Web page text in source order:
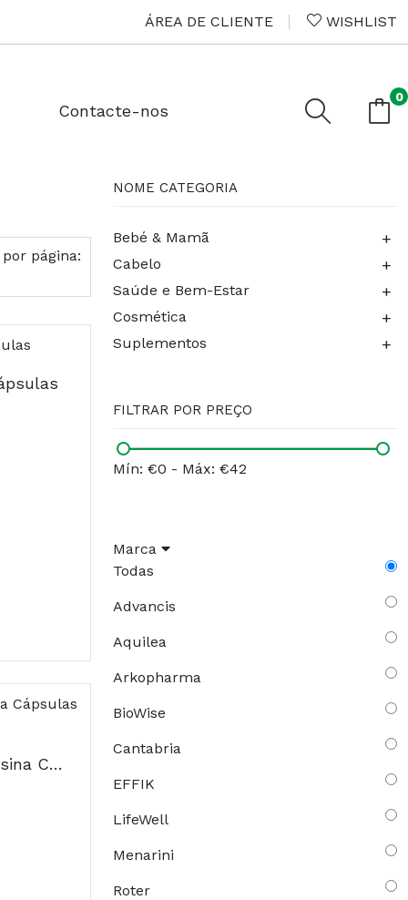
ÁREA DE CLIENTE WISHLIST
Contacte-nos
0
página:
Arkocápsulas Uva Ursina Cápsulas x48
NOME CATEGORIA
Bebé & Mamã +
Cabelo +
Saúde e Bem-Estar +
Cosmética +
Suplementos +
FILTRAR POR PREÇO
Mín: €0 - Máx: €42
Marca
Todas
Advancis
Aquilea
Arkopharma
BioWise
Cantabria
EFFIK
LifeWell
Menarini
Roter